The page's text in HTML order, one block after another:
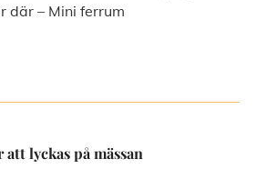
där – Mini ferrum
lyckas på mässan